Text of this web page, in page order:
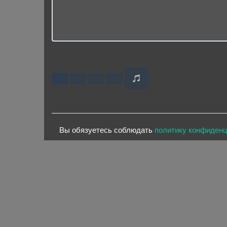
Вы обязуетесь соблюдать политику